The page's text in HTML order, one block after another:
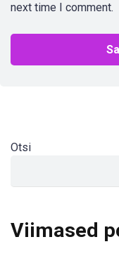
next time I comment.
Otsi
Viimased